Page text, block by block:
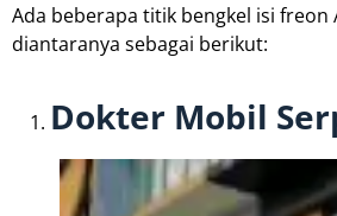
Ada beberapa titik bengkel isi freon
diantaranya sebagai berikut:
Dokter Mobil